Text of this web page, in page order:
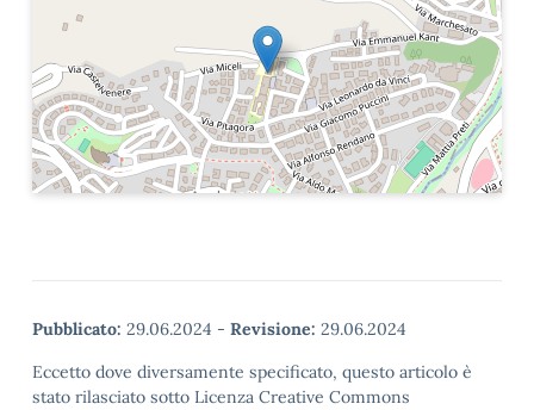
Pubblicato: 29.06.2024 - Revisione: 29.06.2024
Eccetto dove diversamente specificato, questo articolo è
stato rilasciato sotto Licenza Creative Commons